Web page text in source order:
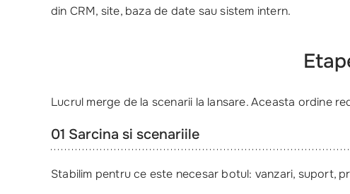
din CRM, site, baza de date sau sistem intern.
Lucrul merge de la scenarii la lansare. Aceasta ordine
01 Sarcina si scenariile
Stabilim pentru ce este necesar botul: vanzari, suport,